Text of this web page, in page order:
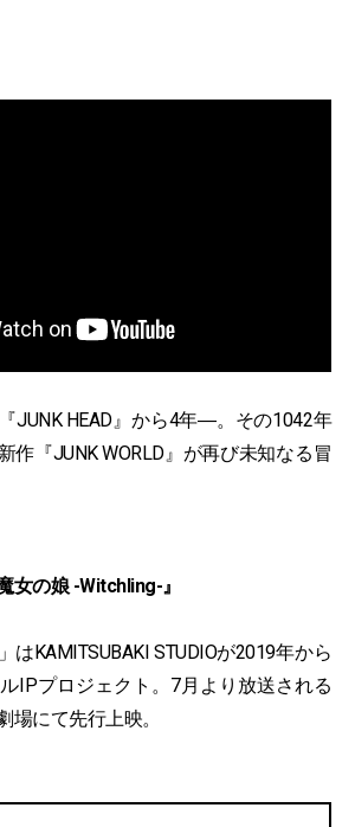
JUNK HEAD』から4年―。その1042年
作『JUNK WORLD』が再び未知なる冒
女の娘 -Witchling-』
はKAMITSUBAKI STUDIOが2019年から
IPプロジェクト。7月より放送される
場にて先行上映。